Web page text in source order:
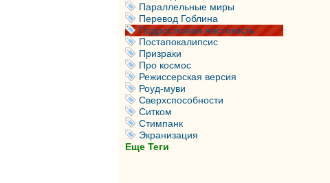
Параллельные миры
Перевод Гоблина
Подростковая жестокость
Постапокалипсис
Призраки
Про космос
Режиссерская версия
Роуд-муви
Сверхспособности
Ситком
Стимпанк
Экранизация
Еще Теги